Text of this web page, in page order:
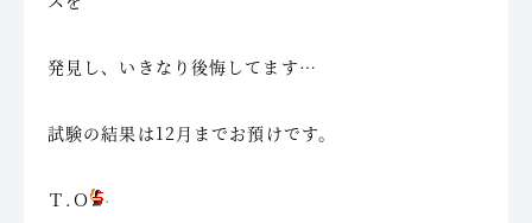
発見し、いきなり後悔してます…
試験の結果は12月までお預けです。
Ｔ.Ｏ